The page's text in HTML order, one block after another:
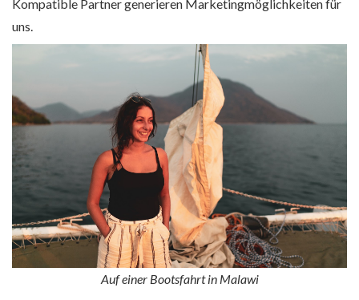
Kompatible Partner generieren Marketingmöglichkeiten für
uns.
Auf einer Bootsfahrt in Malawi